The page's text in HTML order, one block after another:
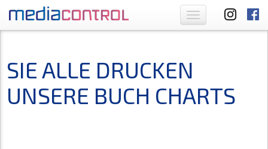
Toggle
navigation
SIE ALLE DRUCKEN
UNSERE BUCH CHARTS